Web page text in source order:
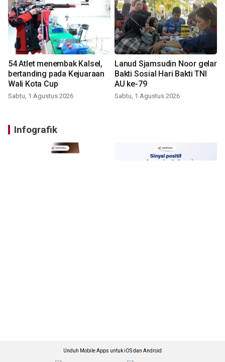
54 Atlet menembak Kalsel,
bertanding pada Kejuaraan
Wali Kota Cup
Sabtu, 1 Agustus 2026
Lanud Sjamsudin Noor gelar
Bakti Sosial Hari Bakti TNI
AU ke-79
Sabtu, 1 Agustus 2026
Infografik
Unduh Mobile Apps untuk iOS dan Android